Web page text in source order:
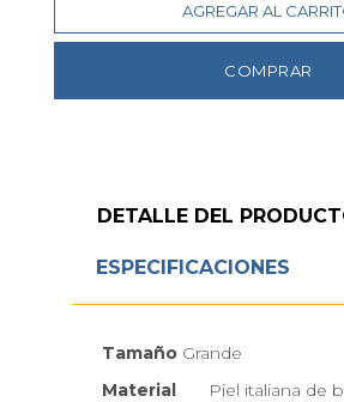
AGREGAR AL
COMPRAR
DETALLE DEL
ESPECIFICACIONES
Tamaño Grande
Material
Piel italiana de